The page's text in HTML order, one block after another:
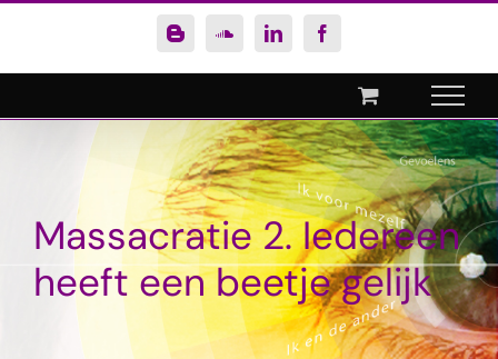
inhoud
BloggerSoundCloud
LinkedInFacebook
Massacratie 2. Iedereen
heeft een beetje gelijk